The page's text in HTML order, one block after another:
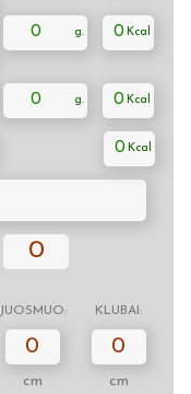
0 0
0 0
0
0
JUOSMUO: KLUBAI:
0
cm
0
cm